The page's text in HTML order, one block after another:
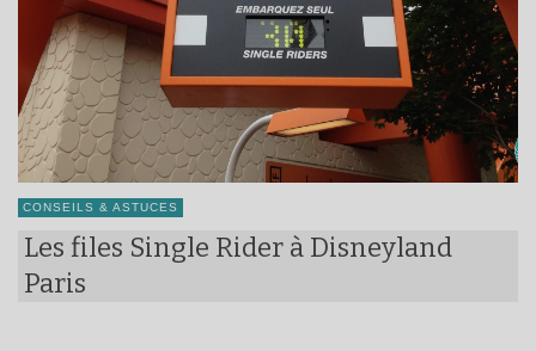
CONSEILS & ASTUCES
Les files Single Rider à Disneyland
Paris